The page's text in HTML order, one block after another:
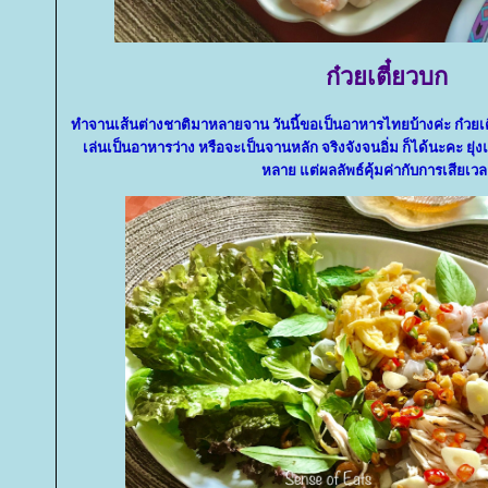
ก๋วยเตี๋ยวบก
ทำจานเส้นต่างชาติมาหลายจาน วันนี้ขอเป็นอาหารไทยบ้างค่ะ ก๋วย
เล่นเป็นอาหารว่าง หรือจะเป็นจานหลัก จริงจังจนอิ่ม ก็ได้นะคะ ยุ่
หลาย แต่ผลลัพธ์คุ้มค่ากับการเสียเว